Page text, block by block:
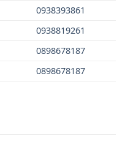
0938393861
0938819261
0898678187
0898678187